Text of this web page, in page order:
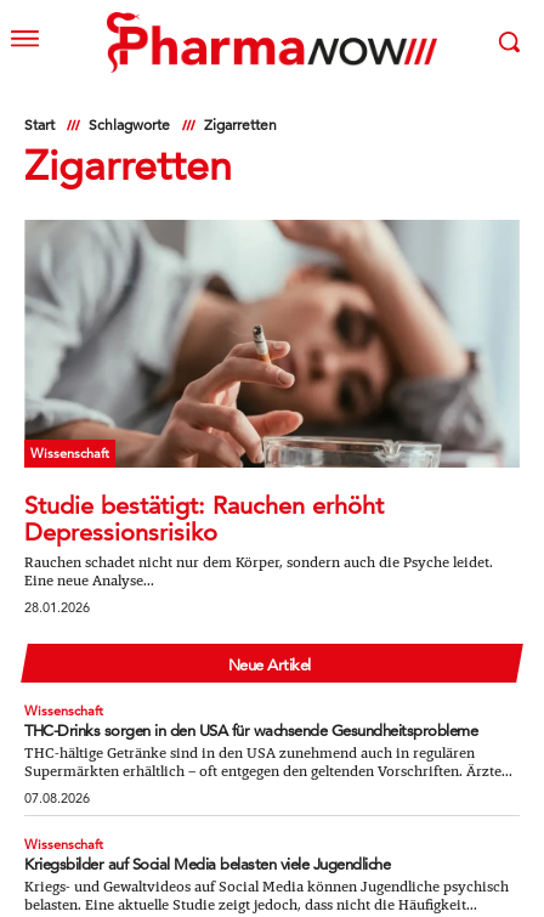
Start Schlagworte Zigarretten
Zigarretten
Wissenschaft
Studie bestätigt: Rauchen erhöht
Depressionsrisiko
Rauchen schadet nicht nur dem Körper, sondern auch die Psyche leidet.
Eine neue Analyse...
28.01.2026
Neue Artikel
Wissenschaft
THC-Drinks sorgen in den USA für wachsende Gesundheitsprobleme
THC-hältige Getränke sind in den USA zunehmend auch in regulären
Supermärkten erhältlich – oft entgegen den geltenden Vorschriften. Ärzte...
07.08.2026
Wissenschaft
Kriegsbilder auf Social Media belasten viele Jugendliche
Kriegs- und Gewaltvideos auf Social Media können Jugendliche psychisch
belasten. Eine aktuelle Studie zeigt jedoch, dass nicht die Häufigkeit...